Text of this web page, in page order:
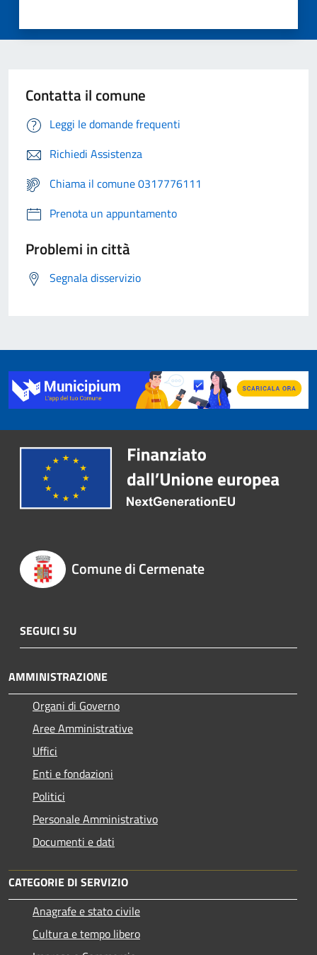
Contatta il comune
Leggi le domande frequenti
Richiedi Assistenza
Chiama il comune 0317776111
Prenota un appuntamento
Problemi in città
Segnala disservizio
Comune di Cermenate
SEGUICI SU
AMMINISTRAZIONE
Organi di Governo
Aree Amministrative
Uffici
Enti e fondazioni
Politici
Personale Amministrativo
Documenti e dati
CATEGORIE DI SERVIZIO
Anagrafe e stato civile
Cultura e tempo libero